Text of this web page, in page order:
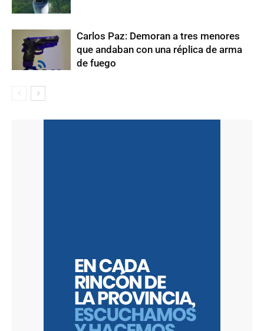
Carlos Paz: Demoran a tres menores
que andaban con una réplica de arma
de fuego